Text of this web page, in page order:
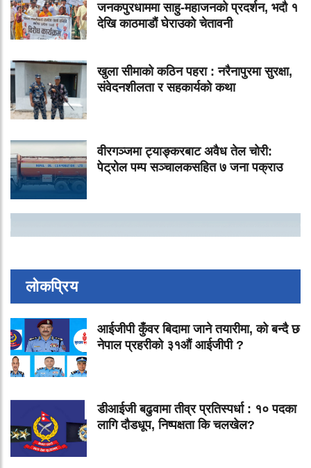
जनकपुरधाममा साहु-महाजनको प्रदर्शन, भदौ १
देखि काठमाडौं घेराउको चेतावनी
खुला सीमाको कठिन पहरा : नरैनापुरमा सुरक्षा,
संवेदनशीलता र सहकार्यको कथा
वीरगञ्जमा ट्याङ्करबाट अवैध तेल चोरी:
पेट्रोल पम्प सञ्चालकसहित ७ जना पक्राउ
लोकप्रिय
आईजीपी कुँवर बिदामा जाने तयारीमा, को बन्दै छ
नेपाल प्रहरीको ३१औं आईजीपी ?
डीआईजी बढुवामा तीव्र प्रतिस्पर्धा : १० पदका
लागि दौडधूप, निष्पक्षता कि चलखेल?